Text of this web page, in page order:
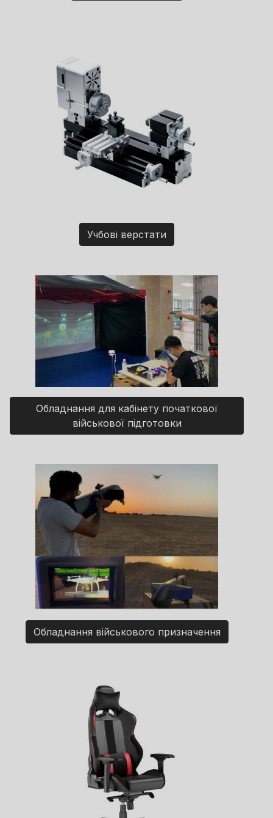
Учбові верстати
Обладнання для кабінету початкової
військової підготовки
Обладнання військового призначення